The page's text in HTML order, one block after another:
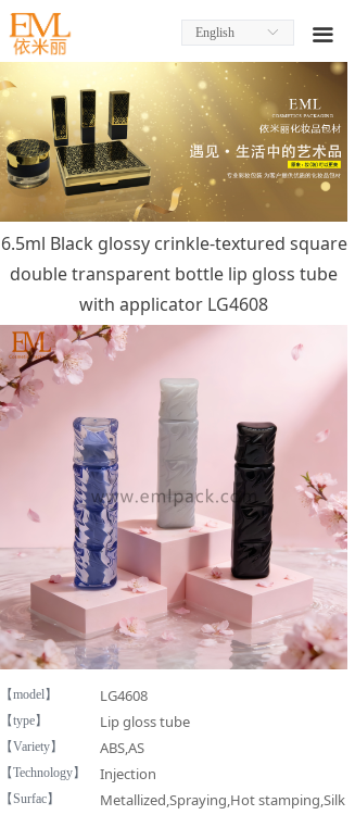
끀
ꀅ
English
6.5ml Black glossy crinkle-textured square
double transparent bottle lip gloss tube
with applicator LG4608
LG4608
Lip gloss tube
ABS,AS
Injection
Metallized,Spraying,Hot stamping,Silk
【model】
【type】
【Variety】
【Technology】
【Surfac】